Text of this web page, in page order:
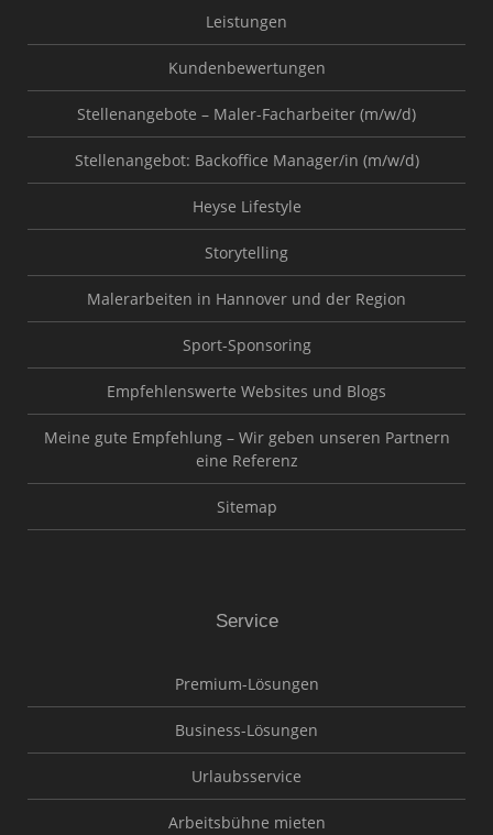
Leistungen
Kundenbewertungen
Stellenangebote – Maler-Facharbeiter (m/w/d)
Stellenangebot: Backoffice Manager/in (m/w/d)
Heyse Lifestyle
Storytelling
Malerarbeiten in Hannover und der Region
Sport-Sponsoring
Empfehlenswerte Websites und Blogs
Meine gute Empfehlung – Wir geben unseren Partnern
eine Referenz
Sitemap
Service
Premium-Lösungen
Business-Lösungen
Urlaubsservice
Arbeitsbühne mieten